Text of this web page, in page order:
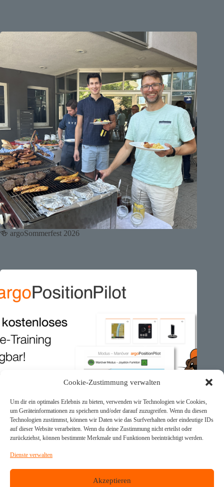
Cookie-Zustimmung verwalten
Um dir ein optimales Erlebnis zu bieten, verwenden wir Technologien wie Cookies,
um Geräteinformationen zu speichern und/oder darauf zuzugreifen. Wenn du diesen
Technologien zustimmst, können wir Daten wie das Surfverhalten oder eindeutige IDs
auf dieser Website verarbeiten. Wenn du deine Zustimmung nicht erteilst oder
zurückziehst, können bestimmte Merkmale und Funktionen beeinträchtigt werden.
Dienste verwalten
Akzeptieren
🍻 argoSommerfest 2026
🕹️ argoPositionPilot – Kostenloses Online-Training für alle